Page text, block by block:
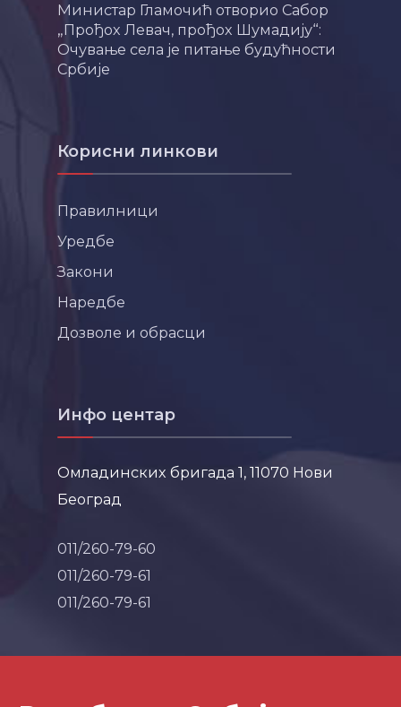
Министар Гламочић отворио Сабор
„Прођох Левач, прођох Шумадију“:
Очување села је питање будућности
Србије
Корисни линкови
Правилници
Уредбе
Закони
Наредбе
Дозволе и обрасци
Инфо центар
Омладинских бригада 1, 11070 Нови
Београд
011/260-79-60
011/260-79-61
011/260-79-61